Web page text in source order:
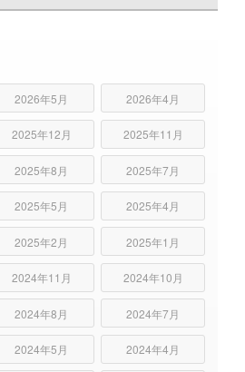
2026年5月 2026年4月
2025年12月 2025年11月
2025年8月 2025年7月
2025年5月 2025年4月
2025年2月 2025年1月
2024年11月 2024年10月
2024年8月 2024年7月
2024年5月 2024年4月